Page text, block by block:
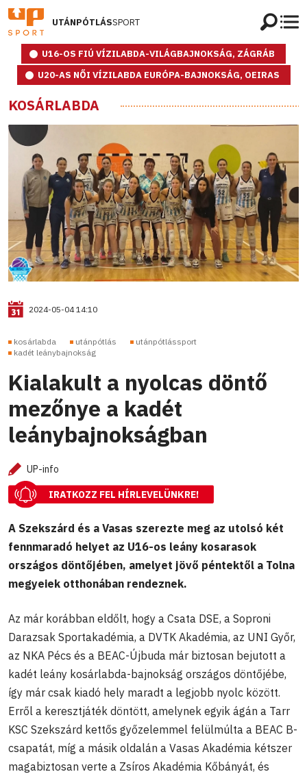
UTÁNPÓTLÁSSPORT
U16-OS FIÚ VÍZILABDA-VILÁGBAJNOKSÁG, ZÁGRÁB
U20-AS NŐI VÍZILABDA EURÓPA-BAJNOKSÁG, OEIRAS
KOSÁRLABDA
2024-05-04 14:10
kosárlabda utánpótlás
utánpótlássport
kadét leánybajnokság
Kialakult a nyolcas döntő
mezőnye a kadét
leánybajnokságban
UP-info
IRATKOZZ FEL HÍRLEVELÜNKRE!
A Szekszárd és a Vasas szerezte meg az utolsó két
fennmaradó helyet az U16-os leány kosarasok
országos döntőjében, amelyet jövő péntektől a Tolna
megyeiek otthonában rendeznek.
Az már korábban eldőlt, hogy a Csata DSE, a Soproni
Darazsak Sportakadémia, a DVTK Akadémia, az UNI Győr,
az NKA Pécs és a BEAC-Újbuda már biztosan bejutott a
kadét leány kosárlabda-bajnokság országos döntőjébe,
így már csak kiadó hely maradt a legjobb nyolc között.
Erről a keresztjáték döntött, amelynek egyik ágán a Tarr
KSC Szekszárd kettős győzelemmel felülmúlta a BEAC B-
csapatát, míg a másik oldalán a Vasas Akadémia kétszer
magabiztosan verte a Zsíros Akadémia Kőbányát, és